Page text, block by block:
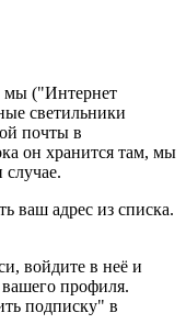
мы ("Интернет
светильники
почты в
он хранится там, мы
случае.
ваш адрес из списка.
войдите в неё и
профиля.
подписку" в